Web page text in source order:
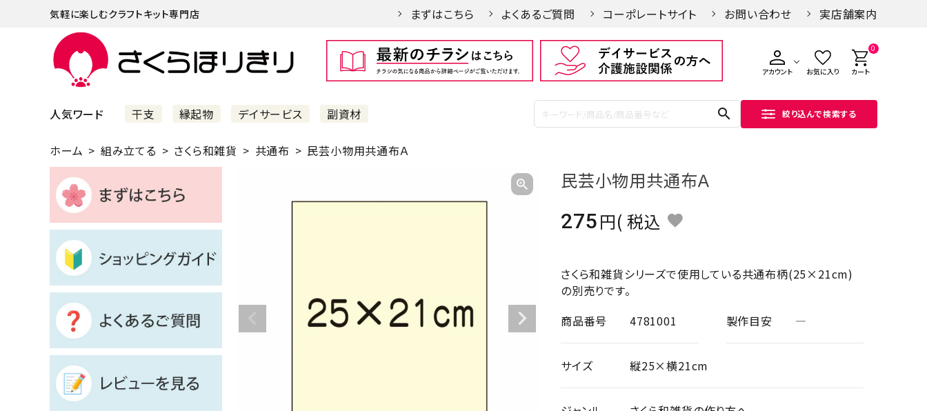
気軽に楽しむクラフトキット専門店 まずはこちら よくあるご質問 コーポレートサイト お問い合わせ 実店舗案内
アカウント お気に入り
0
カート
人気ワード 干支 縁起物 デイサービス 副資材 search 絞り込んで検索する
まずはこちら
ショッピングガイド
よくあるご質問
すべての商品
新着商品
診断チャート
ジャンルで選ぶ
レビューを見る
ホーム 組み立てる さくら和雑貨 共通布 民芸小物用共通布Ａ
民芸小物用共通布Ａ
275
税込
さくら和雑貨シリーズで使用している共通布柄(25×21cm)
の別売りです。
商品番号
4781001 製作目安 ―
サイズ 縦25×横21cm